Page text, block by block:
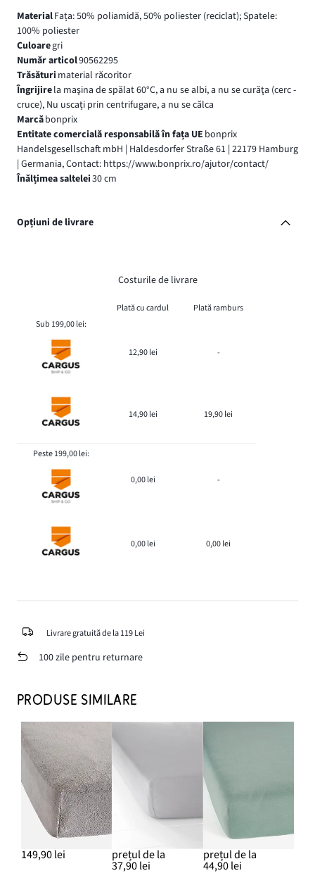
MaterialFața: 50% poliamidă, 50% poliester (reciclat); Spatele:
100% poliester
Culoaregri
Număr articol90562295
Trăsături material răcoritor
Îngrijirela maşina de spălat 60°C, a nu se albi, a nu se curăţa (cerc -
cruce), Nu uscați prin centrifugare, a nu se călca
Marcăbonprix
Entitate comercială responsabilă în fața UE bonprix
Handelsgesellschaft mbH | Haldesdorfer Straße 61 | 22179 Hamburg
| Germania, Contact: https://www.bonprix.ro/ajutor/contact/
Înălțimea saltelei30 cm
Opțiuni de livrare
Costurile de livrare
Plată cu cardul
Plată ramburs
Sub 199,00 lei:
12,90 lei -
14,90 lei 19,90 lei
Peste 199,00 lei:
0,00 lei -
0,00 lei 0,00 lei
Livrare gratuită de la 119 Lei
100 zile pentru returnare
PRODUSE SIMILARE
149,90 lei prețul de la
37,90 lei
prețul de la
44,90 lei